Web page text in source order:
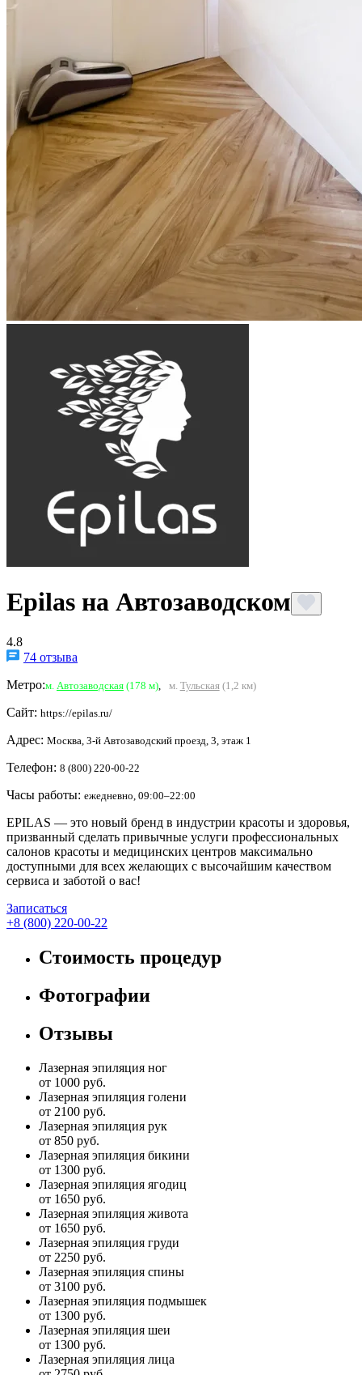
Epilas на Автозаводском
4.8
74 отзыва
Метро:м. Автозаводская (178 м) м. Тульская(1,2 км)
Сайт: https://epilas.ru/
Адрес: Москва, 3-й Автозаводский проезд, 3, этаж 1
Телефон: 8 (800) 220-00-22
Часы работы: ежедневно, 09:00–22:00
EPILAS — это новый бренд в индустрии красоты и здоровья,
призванный сделать привычные услуги профессиональных
салонов красоты и медицинских центров максимально
доступными для всех желающих с высочайшим качеством
сервиса и заботой о вас!
Записаться
+8 (800) 220-00-22
Стоимость процедур
Фотографии
Отзывы
Лазерная эпиляция ног
от 1000 руб.
Лазерная эпиляция голени
от 2100 руб.
Лазерная эпиляция рук
от 850 руб.
Лазерная эпиляция бикини
от 1300 руб.
Лазерная эпиляция ягодиц
от 1650 руб.
Лазерная эпиляция живота
от 1650 руб.
Лазерная эпиляция груди
от 2250 руб.
Лазерная эпиляция спины
от 3100 руб.
Лазерная эпиляция подмышек
от 1300 руб.
Лазерная эпиляция шеи
от 1300 руб.
Лазерная эпиляция лица